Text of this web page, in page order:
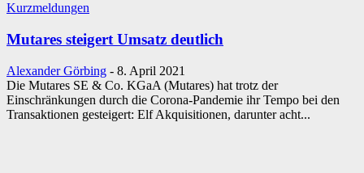
Kurzmeldungen
Mutares steigert Umsatz deutlich
Alexander Görbing - 8. April 2021
Die Mutares SE & Co. KGaA (Mutares) hat trotz der
Einschränkungen durch die Corona-Pandemie ihr Tempo bei den
Transaktionen gesteigert: Elf Akquisitionen, darunter acht...